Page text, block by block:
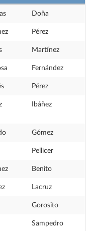
Doña
Pérez
Martínez
Fernández
Pérez
Ibáñez
Gómez
Pellicer
Benito
Lacruz
Gorosito
Sampedro